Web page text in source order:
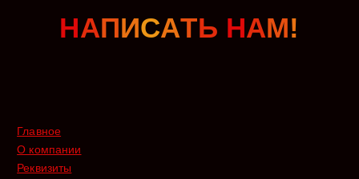
НАПИСАТЬ НАМ!
Главное
О компании
Реквизиты